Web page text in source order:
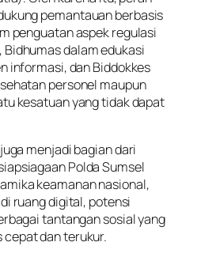
pemantauan berbasis
penguatan aspek regulasi
dalam edukasi
informasi, dan Biddokkes
personel maupun
kesatuan yang tidak dapat
menjadi bagian dari
Polda Sumsel
keamanan nasional,
ruang digital, potensi
tantangan sosial yang
dan terukur.